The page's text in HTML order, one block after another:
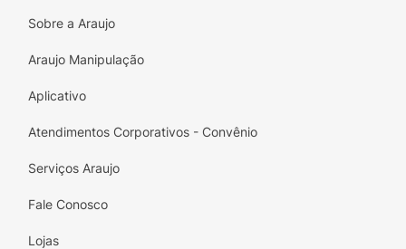
Sobre a Araujo
Araujo Manipulação
Aplicativo
Atendimentos Corporativos - Convênio
Serviços Araujo
Fale Conosco
Lojas